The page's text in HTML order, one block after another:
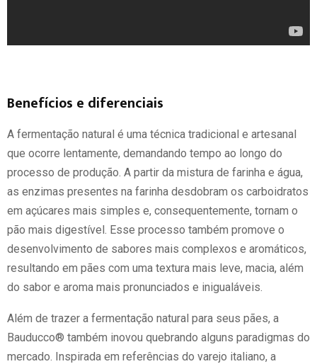
Benefícios e diferenciais
A fermentação natural é uma técnica tradicional e artesanal
que ocorre lentamente, demandando tempo ao longo do
processo de produção. A partir da mistura de farinha e água,
as enzimas presentes na farinha desdobram os carboidratos
em açúcares mais simples e, consequentemente, tornam o
pão mais digestível. Esse processo também promove o
desenvolvimento de sabores mais complexos e aromáticos,
resultando em pães com uma textura mais leve, macia, além
do sabor e aroma mais pronunciados e inigualáveis.
Além de trazer a fermentação natural para seus pães, a
Bauducco® também inovou quebrando alguns paradigmas do
mercado. Inspirada em referências do varejo italiano, a